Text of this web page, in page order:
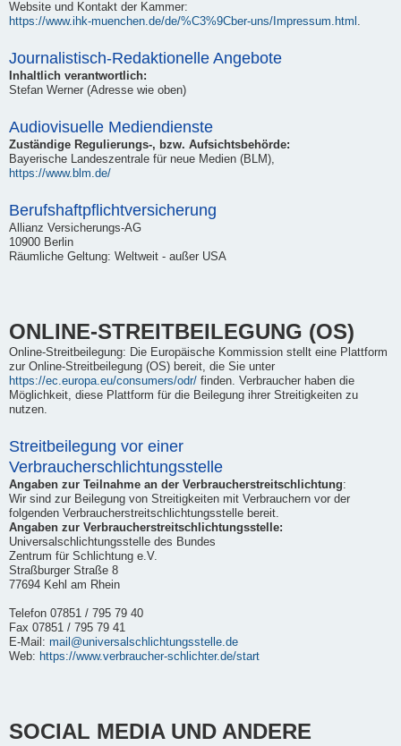
Website und Kontakt der Kammer:
https://www.ihk-muenchen.de/de/%C3%9Cber-uns/Impressum.html .
Journalistisch-Redaktionelle Angebote
Inhaltlich verantwortlich:
Stefan Werner (Adresse wie oben)
Audiovisuelle Mediendienste
Zuständige Regulierungs-, bzw. Aufsichtsbehörde:
Bayerische Landeszentrale für neue Medien (BLM),
https://www.blm.de/
Berufshaftpflichtversicherung
Allianz Versicherungs-AG
10900 Berlin
Räumliche Geltung: Weltweit - außer USA
ONLINE-STREITBEILEGUNG (OS)
Online-Streitbeilegung: Die Europäische Kommission stellt eine Plattform
zur Online-Streitbeilegung (OS) bereit, die Sie unter
https://ec.europa.eu/consumers/odr/ finden. Verbraucher haben die
Möglichkeit, diese Plattform für die Beilegung ihrer Streitigkeiten zu
nutzen.
Streitbeilegung vor einer
Verbraucherschlichtungsstelle
Angaben zur Teilnahme an der Verbraucherstreitschlichtung:
Wir sind zur Beilegung von Streitigkeiten mit Verbrauchern vor der
folgenden Verbraucherstreitschlichtungsstelle bereit.
Angaben zur Verbraucherstreitschlichtungsstelle:
Universalschlichtungsstelle des Bundes
Zentrum für Schlichtung e.V.
Straßburger Straße 8
77694 Kehl am Rhein
Telefon 07851 / 795 79 40
Fax 07851 / 795 79 41
E-Mail: mail@universalschlichtungsstelle.de
Web: https://www.verbraucher-schlichter.de/start
SOCIAL MEDIA UND ANDERE